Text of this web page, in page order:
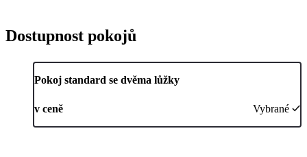
Dostupnost pokojů
Pokoj standard se dvěma lůžky
v ceně Vybrané